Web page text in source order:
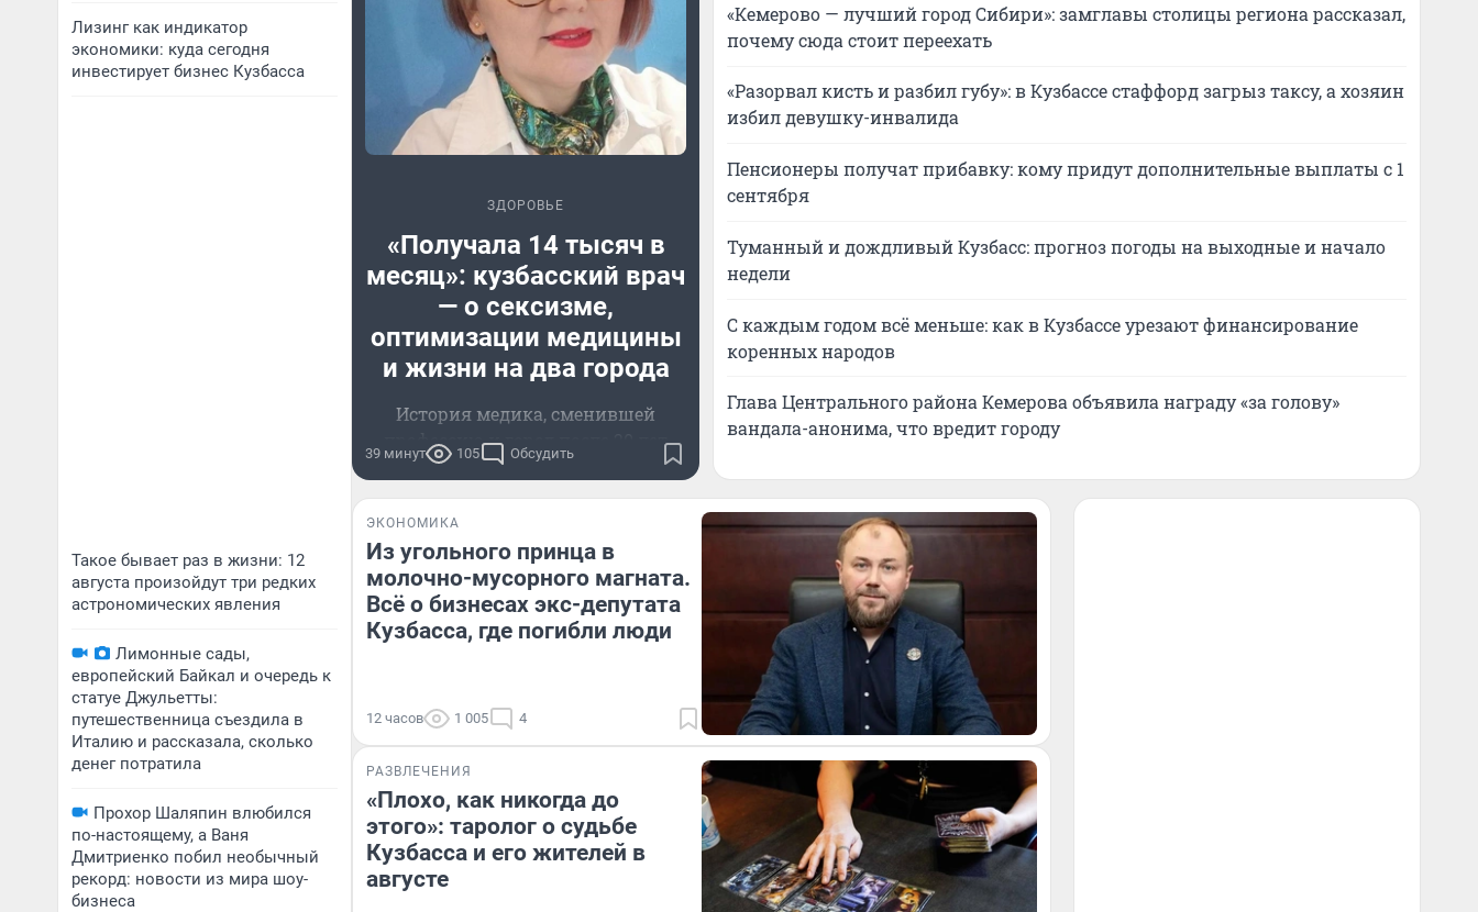
Лизинг как индикатор
экономики: куда сегодня
инвестирует бизнес Кузбасса
Такое бывает раз в жизни: 12
августа произойдут три редких
астрономических явления
Лимонные сады,
европейский Байкал и очередь к
статуе Джульетты:
путешественница съездила в
Италию и рассказала, сколько
денег потратила
Прохор Шаляпин влюбился
по-настоящему, а Ваня
Дмитриенко побил необычный
рекорд: новости из мира шоу-
бизнеса
ЗДОРОВЬЕ
«Получала 14 тысяч в
месяц»: кузбасский врач
— о сексизме,
оптимизации медицины
и жизни на два города
История медика, сменившей
профессию и город после 20 лет
работы
39 минут 105 Обсудить
«Кемерово — лучший город Сибири»: замглавы столицы региона рассказал,
почему сюда стоит переехать
«Разорвал кисть и разбил губу»: в Кузбассе стаффорд загрыз таксу, а хозяин
избил девушку-инвалида
Пенсионеры получат прибавку: кому придут дополнительные выплаты с 1
сентября
Туманный и дождливый Кузбасс: прогноз погоды на выходные и начало
недели
С каждым годом всё меньше: как в Кузбассе урезают финансирование
коренных народов
Глава Центрального района Кемерова объявила награду «за голову»
вандала-анонима, что вредит городу
ЭКОНОМИКА
Из угольного принца в
молочно-мусорного магната.
Всё о бизнесах экс-депутата
Кузбасса, где погибли люди
12 часов 1 005 4
РАЗВЛЕЧЕНИЯ
«Плохо, как никогда до
этого»: таролог о судьбе
Кузбасса и его жителей в
августе